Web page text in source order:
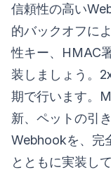
信頼性の高い
的バックオフに
性キー、HMAC
装しましょう。
期で行います。
新、ペットの引
Webhookを、完
とともに実装し